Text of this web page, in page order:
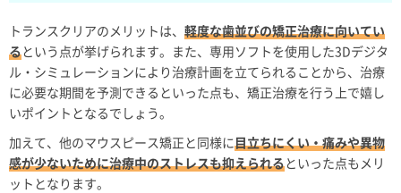
トランスクリアのメリットは、 軽度な歯並びの矯正治療に向いてい
るという点が挙げられます。また、専用ソフトを使用した3Dデジタ
ル・シミュレーションにより治療計画を立てられることから、治療
に必要な期間を予測できるといった点も、矯正治療を行う上で嬉し
いポイントとなるでしょう。
加えて、他のマウスピース矯正と同様に目立ちにくい・痛みや異物
感が少ないために治療中のストレスも抑えられるといった点もメリ
ットとなります。